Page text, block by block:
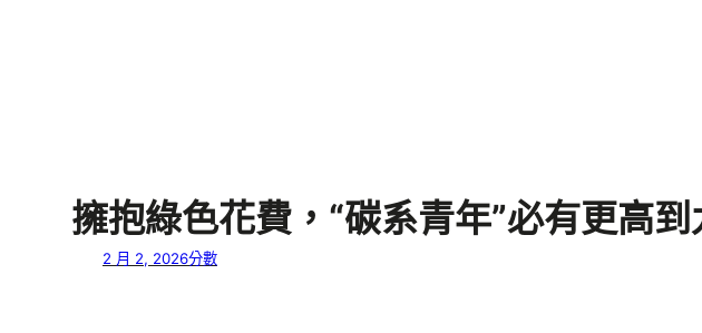
擁抱綠色花費，“碳系青年”必有更高
2 月 2, 2026分數